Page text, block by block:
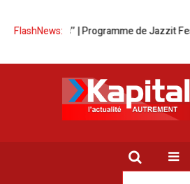
FlashNews:
Vibes’’ | Programme de Jazzit Festival